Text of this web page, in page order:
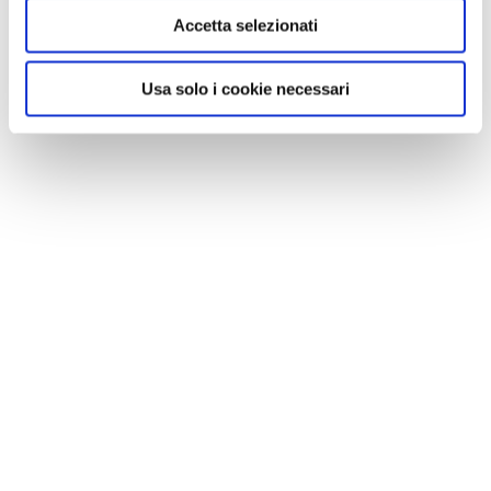
Accetta selezionati
Usa solo i cookie necessari